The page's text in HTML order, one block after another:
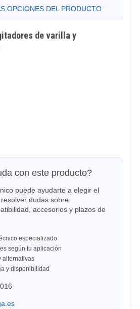
OPCIONES DEL PRODUCTO
de varilla y
con este producto?
puede ayudarte a elegir el
dudas sobre
accesorios y plazos de
especializado
según tu aplicación
alternativas
y disponibilidad